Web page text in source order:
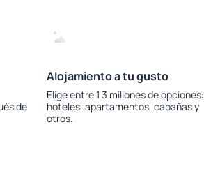
de
Alojamiento a tu gusto
Elige entre 1.3 millones de opciones:
hoteles, apartamentos, cabañas y
otros.